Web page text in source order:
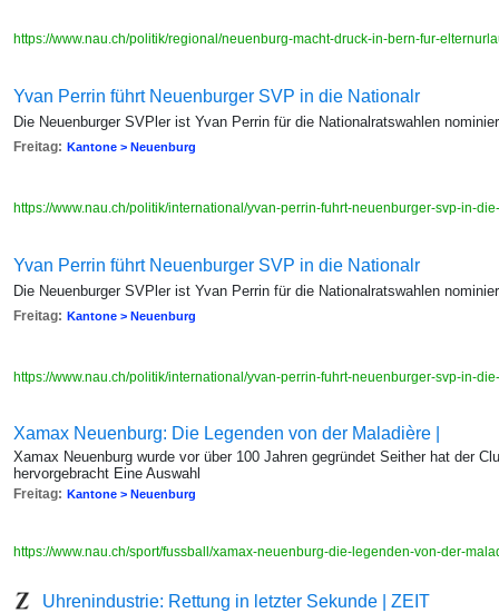
https://www.nau.ch/politik/regional/neuenburg-macht-druck-in-bern-fur-
Yvan Perrin führt Neuenburger SVP in die Nationalr
Die Neuenburger SVPler ist Yvan Perrin für die Nationalratswahlen
Freitag: Kantone > Neuenburg
https://www.nau.ch/politik/international/yvan-perrin-fuhrt-neuenburger-svp-in-
Yvan Perrin führt Neuenburger SVP in die Nationalr
Die Neuenburger SVPler ist Yvan Perrin für die Nationalratswahlen
Freitag: Kantone > Neuenburg
https://www.nau.ch/politik/international/yvan-perrin-fuhrt-neuenburger-svp-in-
Xamax Neuenburg: Die Legenden von der Maladière |
Xamax Neuenburg wurde vor über 100 Jahren gegründet Seither hat der
hervorgebracht Eine Auswahl
Freitag: Kantone > Neuenburg
https://www.nau.ch/sport/fussball/xamax-neuenburg-die-legenden-von-der-
Uhrenindustrie: Rettung in letzter Sekunde | ZEIT